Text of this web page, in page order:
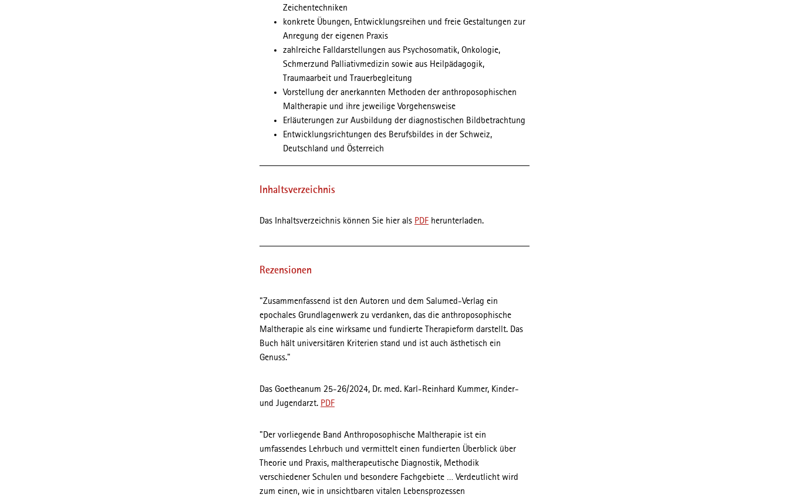
Zeichentechniken
konkrete Übungen, Entwicklungsreihen und freie Gestaltungen zur
Anregung der eigenen Praxis
zahlreiche Falldarstellungen aus Psychosomatik, Onkologie,
Schmerzund Palliativmedizin sowie aus Heilpädagogik,
Traumaarbeit und Trauerbegleitung
Vorstellung der anerkannten Methoden der anthroposophischen
Maltherapie und ihre jeweilige Vorgehensweise
Erläuterungen zur Ausbildung der diagnostischen Bildbetrachtung
Entwicklungsrichtungen des Berufsbildes in der Schweiz,
Deutschland und Österreich
Inhaltsverzeichnis
Das Inhaltsverzeichnis können Sie hier als PDF herunterladen.
Rezensionen
"Zusammenfassend ist den Autoren und dem Salumed-Verlag ein
epochales Grundlagenwerk zu verdanken, das die anthroposophische
Maltherapie als eine wirksame und fundierte Therapieform darstellt. Das
Buch hält universitären Kriterien stand und ist auch ästhetisch ein
Genuss."
Das Goetheanum 25-26/2024, Dr. med. Karl-Reinhard Kummer, Kinder-
und Jugendarzt. PDF
"Der vorliegende Band Anthroposophische Maltherapie ist ein
umfassendes Lehrbuch und vermittelt einen fundierten Überblick über
Theorie und Praxis, maltherapeutische Diagnostik, Methodik
verschiedener Schulen und besondere Fachgebiete … Verdeutlicht wird
zum einen, wie in unsichtbaren vitalen Lebensprozessen